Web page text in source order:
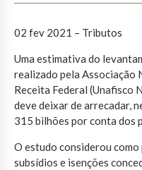
02 fev 2021 – Tributos
Uma estimativa do
realizado pela Associação
Receita Federal (Unafisco
deve deixar de arrecadar,
315 bilhões por conta
O estudo considerou
subsídios e isenções